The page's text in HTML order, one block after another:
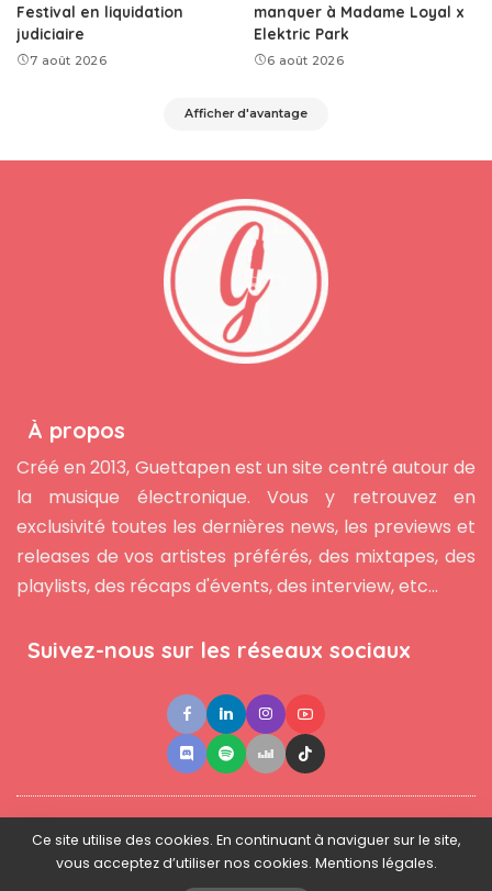
Festival en liquidation
judiciaire
7 août 2026
manquer à Madame Loyal x
Elektric Park
6 août 2026
Afficher d'avantage
À propos
Créé en 2013, Guettapen est un site centré autour de
la musique électronique. Vous y retrouvez en
exclusivité toutes les dernières news, les previews et
releases de vos artistes préférés, des mixtapes, des
playlists, des récaps d'évents, des interview, etc...
Suivez-nous sur les réseaux sociaux
Contact ●Newsletter ● L'équipe ● Mentions légales
Ce site utilise des cookies. En continuant à naviguer sur le site,
vous acceptez d’utiliser nos cookies. Mentions légales.